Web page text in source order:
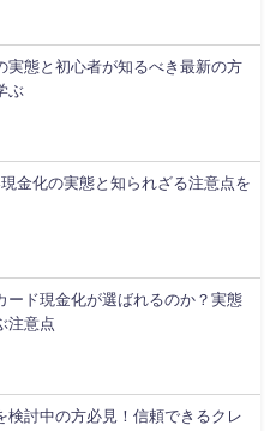
実態と初心者が知るべき最新の方
ぶ
金化の実態と知られざる注意点を
ード現金化が選ばれるのか？実態
注意点
検討中の方必見！信頼できるクレ